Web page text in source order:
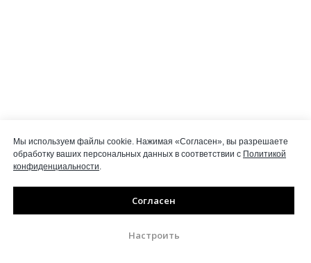
Мы используем файлы cookie. Нажимая «Согласен», вы разрешаете
обработку ваших персональных данных в соответствии с Политикой
конфиденциальности.
Согласен
Настроить